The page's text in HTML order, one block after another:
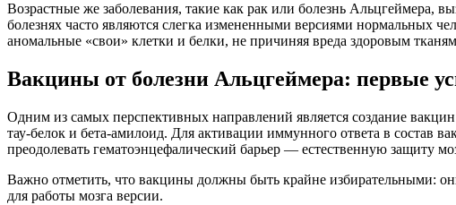
Возрастные же заболевания, такие как рак или болезнь
болезнях часто являются слегка измененными версиями нормальных
аномальные «свои» клетки и белки, не причиняя вреда здоровым
Вакцины от болезни Альцгеймера: первые
Одним из самых перспективных направлений является создание
тау-белок и бета-амилоид. Для активации иммунного ответа в состав
преодолевать гематоэнцефалический барьер — естественную защиту
Важно отметить, что вакцины должны быть крайне избирательными:
для работы мозга версии.